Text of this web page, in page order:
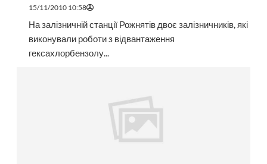
15/11/2010 10:58
На залізничній станції Рожнятів двоє залізничників, які
виконували роботи з відвантаження
гексахлорбензолу...